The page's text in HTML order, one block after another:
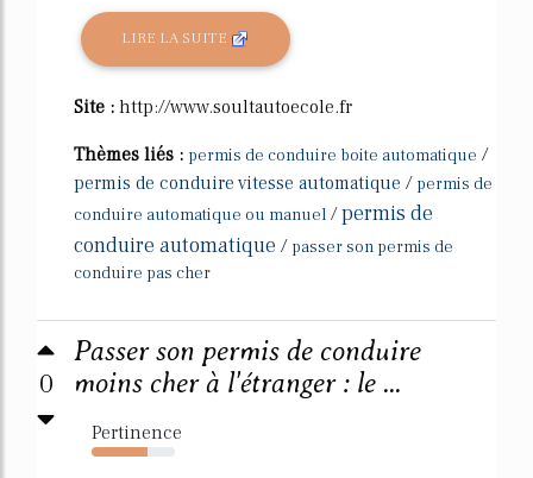
LIRE LA SUITE
Site : http://www.soultautoecole.fr
Thèmes liés : permis de conduire boite automatique /
permis de conduire vitesse automatique / permis de
conduire automatique ou manuel /permis de
conduire automatique / passer son permis de
conduire pas cher
0
Passer son permis de conduire
moins cher à l'étranger : le ...
Pertinence
67%